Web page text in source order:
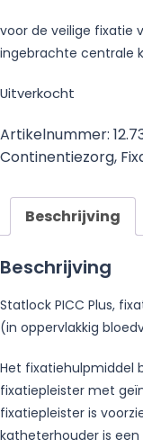
voor de veilige fixatie
ingebrachte centrale
Uitverkocht
Artikelnummer:
Continentiezorg,
Beschrijving
Beschrijving
Statlock PICC Plus,
(in oppervlakkig
Het fixatiehulpmiddel
fixatiepleister met
fixatiepleister is
katheterhouder is